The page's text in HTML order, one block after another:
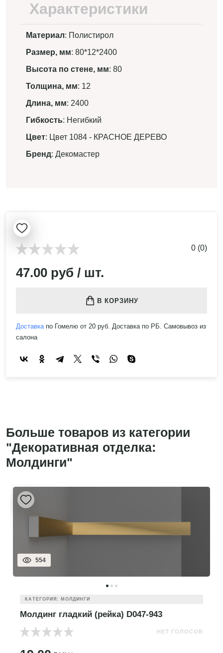
Характеристики
Материал: Полистирол
Размер, мм: 80*12*2400
Высота по стене, мм: 80
Толщина, мм: 12
Длина, мм: 2400
Гибкость: Негибкий
Цвет: Цвет 1084 - КРАСНОЕ ДЕРЕВО
Бренд: Декомастер
0 (0)
47.00 руб / шт.
В КОРЗИНУ
Доставкапо Гомелю от 20 руб. Доставка по РБ. Самовывоз из
салона
Больше товаров из категории
"Декоративная отделка:
Молдинги"
554
КАТЕГОРИЯ: МОЛДИНГИ
Молдинг гладкий (рейка) D047-943
НЕТ ГОЛОСОВ